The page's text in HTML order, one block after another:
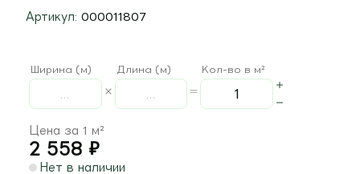
Артикул: 000011807
Ширина (м) Длина (м) Кол-во в м²
Цена за 1 м²
2 558 ₽
Нет в наличии